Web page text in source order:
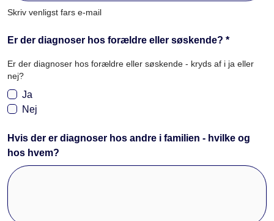
Skriv venligst fars e-mail
Er der diagnoser hos forældre eller søskende? *
Er der diagnoser hos forældre eller søskende - kryds af i ja eller
nej?
Ja
Nej
Hvis der er diagnoser hos andre i familien - hvilke og
hos hvem?